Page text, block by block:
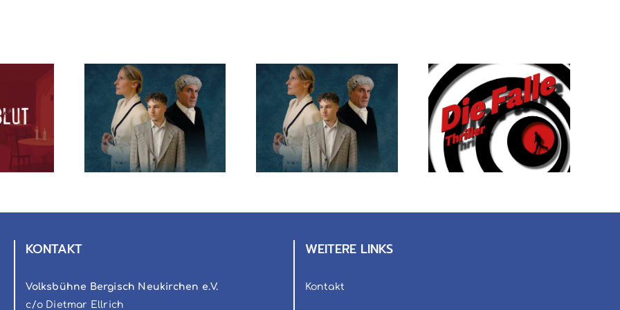
der
von
Christie
Zeugin der
Anklage von
Agatha Christie
Die Falle – Thriller
2023
Unser Spielplan
2026
KONTAKT
Volksbühne Bergisch Neukirchen e.V.
c/o Dietmar Ellrich
WEITERE LINKS
Kontakt